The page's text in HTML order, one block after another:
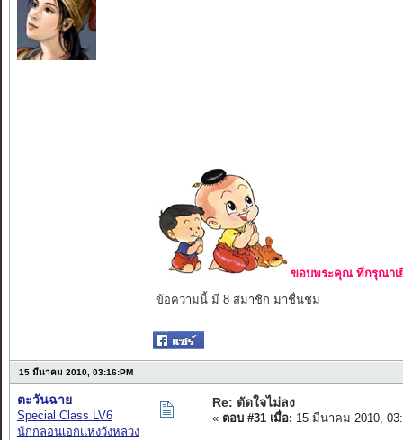
ขอบพระคุณ ที่กรุณาเ
ข้อความนี้ มี 8 สมาชิก มาชื่นชม
15 มีนาคม 2010, 03:16:PM
ตะวันฉาย
Special Class LV6
นักกลอนเอกแห่งวังหลวง
Re: ตัดใจไม่ลง
« ตอบ #31 เมื่อ: 15 มีนาคม 2010,